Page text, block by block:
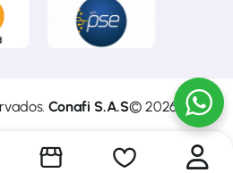
Conafi S.A.S© 2026
por Cibersoft
Grupo